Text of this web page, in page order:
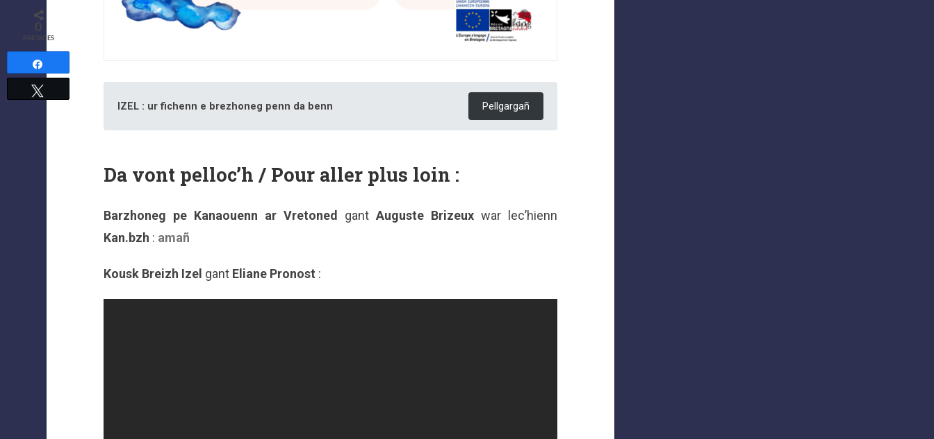
IZEL : ur fichenn e brezhoneg penn da benn Pellgargañ
Da vont pelloc’h / Pour aller plus loin :
Barzhoneg pe Kanaouenn ar Vretoned gant Auguste Brizeux war lec’hienn
Kan.bzh : amañ
Kousk Breizh Izel gant Eliane Pronost :
PARTAGES